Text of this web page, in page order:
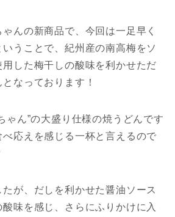
んの新商品で、今回は一足早く
うことで、紀州産の南高梅をソ
した梅干しの酸味を利かせただ
なっております！
ゃん”の大盛り仕様の焼うどんです
応えを感じる一杯と言えるので
が、だしを利かせた醤油ソース
味を感じ、さらにふりかけに入